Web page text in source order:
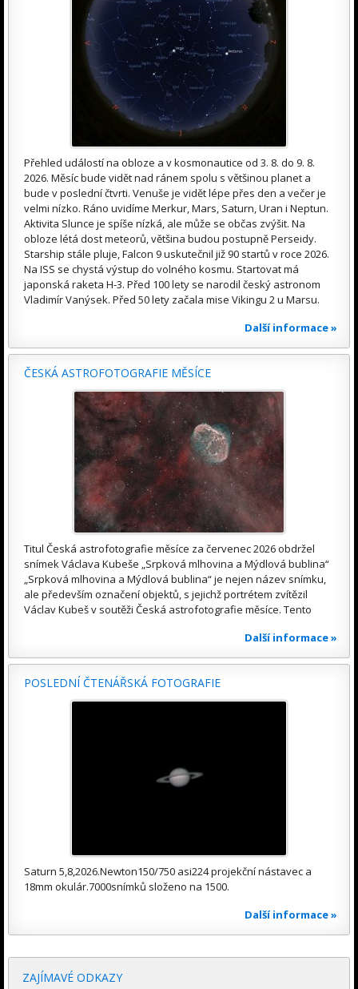
Přehled událostí na obloze a v kosmonautice od 3. 8. do 9. 8.
2026. Měsíc bude vidět nad ránem spolu s většinou planet a
bude v poslední čtvrti. Venuše je vidět lépe přes den a večer je
velmi nízko. Ráno uvidíme Merkur, Mars, Saturn, Uran i Neptun.
Aktivita Slunce je spíše nízká, ale může se občas zvýšit. Na
obloze létá dost meteorů, většina budou postupně Perseidy.
Starship stále pluje, Falcon 9 uskutečnil již 90 startů v roce 2026.
Na ISS se chystá výstup do volného kosmu. Startovat má
japonská raketa H-3. Před 100 lety se narodil český astronom
Vladimír Vanýsek. Před 50 lety začala mise Vikingu 2 u Marsu.
Další informace »
ČESKÁ ASTROFOTOGRAFIE MĚSÍCE
Titul Česká astrofotografie měsíce za červenec 2026 obdržel
snímek Václava Kubeše „Srpková mlhovina a Mýdlová bublina“
„Srpková mlhovina a Mýdlová bublina“ je nejen název snímku,
ale především označení objektů, s jejichž portrétem zvítězil
Václav Kubeš v soutěži Česká astrofotografie měsíce. Tento
Další informace »
POSLEDNÍ ČTENÁŘSKÁ FOTOGRAFIE
Saturn 5,8,2026.Newton150/750 asi224 projekční nástavec a
18mm okulár.7000snímků složeno na 1500.
Další informace »
ZAJÍMAVÉ ODKAZY